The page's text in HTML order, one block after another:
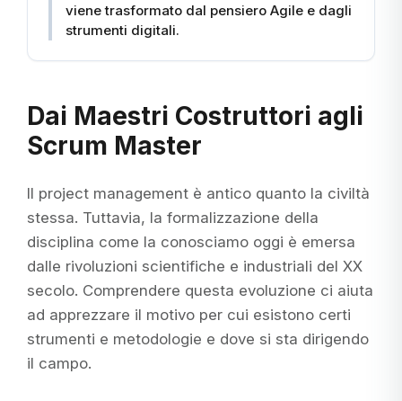
viene trasformato dal pensiero Agile e dagli
strumenti digitali.
Dai Maestri Costruttori agli
Scrum Master
Il project management è antico quanto la civiltà
stessa. Tuttavia, la formalizzazione della
disciplina come la conosciamo oggi è emersa
dalle rivoluzioni scientifiche e industriali del XX
secolo. Comprendere questa evoluzione ci aiuta
ad apprezzare il motivo per cui esistono certi
strumenti e metodologie e dove si sta dirigendo
il campo.